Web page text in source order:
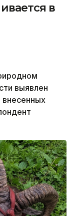
в
выявлен
внесенных